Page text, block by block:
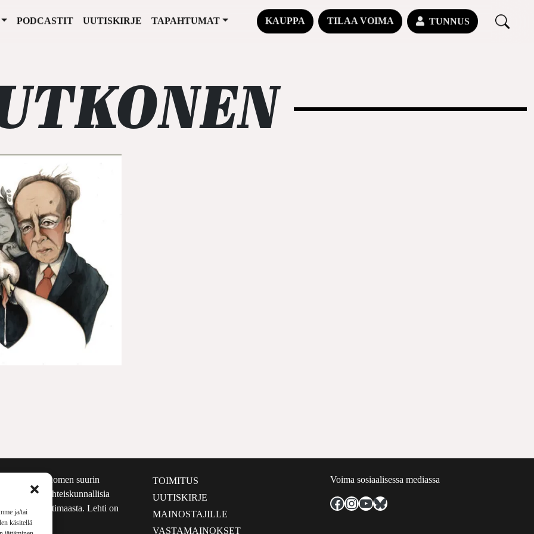
ja/tai
käsitellä
PODCASTIT UUTISKIRJE TAPAHTUMAT KAUPPA TILAA VOIMA TUNNUS
Suomen suurin
esiin yhteiskunnallisia
kuin kotimaasta. Lehti on
1999.
TOIMITUS
UUTISKIRJE
MAINOSTAJILLE
VASTAMAINOKSET
Voima sosiaalisessa mediassa
Facebook
Instagram
YouTube
Bluesky